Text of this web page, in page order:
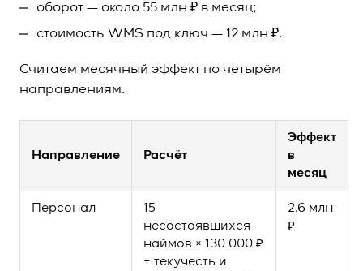
оборот — около 55 млн ₽ в месяц;
стоимость WMS под ключ — 12 млн ₽.
Считаем месячный эффект по четырём
направлениям.
Направление Расчёт
Эффект
в
месяц
Персонал
15
несостоявшихся
наймов × 130 000 ₽
+ текучесть и
2,6 млн
₽